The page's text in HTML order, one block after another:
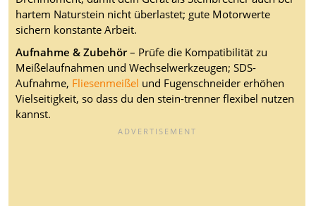
hartem Naturstein nicht überlastet; gute Motorwerte
sichern konstante Arbeit.
Aufnahme & Zubehör– Prüfe die Kompatibilität zu
Meißelaufnahmen und Wechselwerkzeugen; SDS-
Aufnahme, Fliesenmeißel und Fugenschneider erhöhen
Vielseitigkeit, so dass du den stein-trenner flexibel nutzen
kannst.